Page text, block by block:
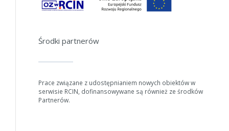
Środki partnerów
Prace związane z udostępnianiem nowych obiektów w
serwisie RCIN, dofinansowywane są również ze środków
Partnerów.